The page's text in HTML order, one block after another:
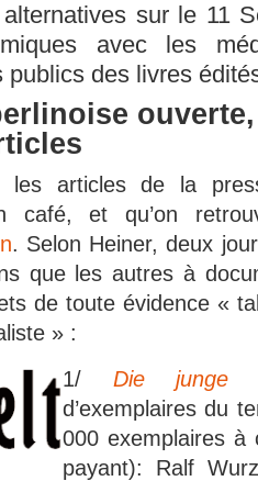
sur le 11
avec les
publics des livres
les articles de la
café, et qu’on
. Selon Heiner, deux
que les autres à
de toute évidence «
» :
1/ Die junge
d’exemplaires du
000 exemplaires à
payant): Ralf